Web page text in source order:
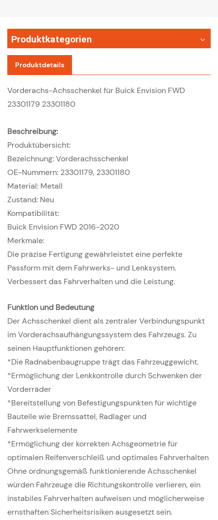
Produktkategorien
Produktdetails
Vorderachs-Achsschenkel für Buick Envision FWD
23301179 23301180
Beschreibung:
Produktübersicht:
Bezeichnung: Vorderachsschenkel
OE-Nummern: 23301179, 23301180
Material: Metall
Zustand: Neu
Kompatibilität:
Buick Envision FWD 2016-2020
Merkmale:
Die präzise Fertigung gewährleistet eine perfekte
Passform mit dem Fahrwerks- und Lenksystem.
Verbessert das Fahrverhalten und die Leistung.
Funktion und Bedeutung
Der Achsschenkel dient als zentraler Verbindungspunkt
im Vorderachsaufhängungssystem des Fahrzeugs. Zu
seinen Hauptfunktionen gehören:
*Die Radnabenbaugruppe trägt das Fahrzeuggewicht.
*Ermöglichung der Lenkkontrolle durch Schwenken der
Vorderräder
*Bereitstellung von Befestigungspunkten für wichtige
Bauteile wie Bremssattel, Radlager und
Fahrwerkselemente
*Ermöglichung der korrekten Achsgeometrie für
optimalen Reifenverschleiß und optimales Fahrverhalten
Ohne ordnungsgemäß funktionierende Achsschenkel
würden Fahrzeuge die Richtungskontrolle verlieren, ein
instabiles Fahrverhalten aufweisen und möglicherweise
ernsthaften Sicherheitsrisiken ausgesetzt sein.